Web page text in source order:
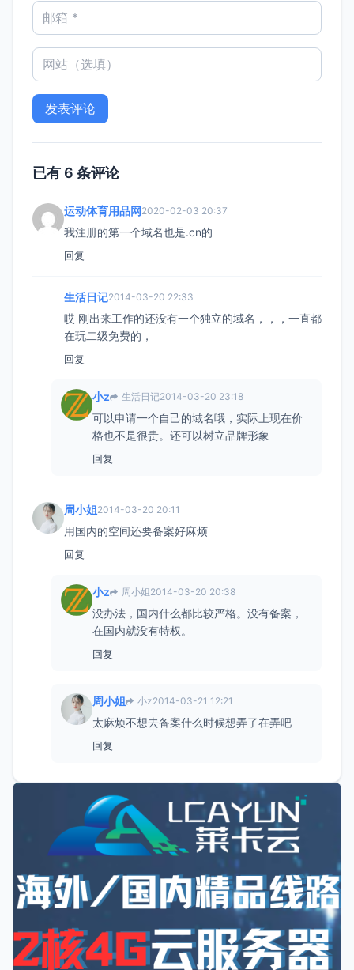
已有 6 条评论
运动体育用品网2020-02-03 20:37
我注册的第一个域名也是.cn的
回复
生活日记2014-03-20 22:33
哎 刚出来工作的还没有一个独立的域名，，，一直都
在玩二级免费的，
回复
小z 生活日记2014-03-20 23:18
可以申请一个自己的域名哦，实际上现在价
格也不是很贵。还可以树立品牌形象
回复
周小姐2014-03-20 20:11
用国内的空间还要备案好麻烦
回复
小z 周小姐2014-03-20 20:38
没办法，国内什么都比较严格。没有备案，
在国内就没有特权。
回复
周小姐 小z2014-03-21 12:21
太麻烦不想去备案什么时候想弄了在弄吧
回复